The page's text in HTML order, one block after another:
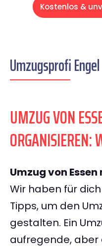
Kostenlos &
Umzugsprofi
UMZUG VON
ORGANISIEREN:
Umzug von Essen
Wir haben für
Tipps, um den
gestalten. Ein
aufregende, aber